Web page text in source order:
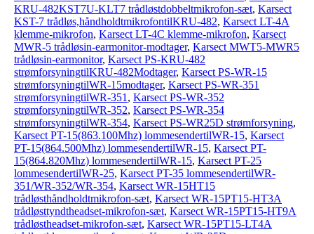
KRU-482KST7U-KLT7 trådløstdobbeltmikrofon-sæt, Karsect
KST-7 trådløs,håndholdtmikrofontilKRU-482, Karsect LT-4A
klemme-mikrofon, Karsect LT-4C klemme-mikrofon, Karsect
MWR-5 trådløsin-earmonitor-modtager, Karsect MWT5-MWR5
trådløsin-earmonitor, Karsect PS-KRU-482
strømforsyningtilKRU-482Modtager, Karsect PS-WR-15
strømforsyningtilWR-15modtager, Karsect PS-WR-351
strømforsyningtilWR-351 , Karsect PS-WR-352
strømforsyningtilWR-352, Karsect PS-WR-354
strømforsyningtilWR-354, Karsect PS-WR25D strømforsyning,
Karsect PT-15(863.100Mhz) lommesendertilWR-15, Karsect
PT-15(864.500Mhz) lommesendertilWR-15, Karsect PT-
15(864.820Mhz) lommesendertilWR-15, Karsect PT-25
lommesendertilWR-25, Karsect PT-35 lommesendertilWR-
351/WR-352/WR-354, Karsect WR-15HT15
trådløsthåndholdtmikrofon-sæt, Karsect WR-15PT15-HT3A
trådløsttyndtheadset-mikrofon-sæt, Karsect WR-15PT15-HT9A
trådløstheadset-mikrofon-sæt, Karsect WR-15PT15-LT4A